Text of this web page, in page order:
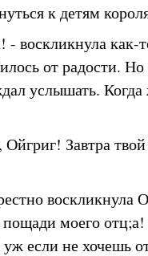
к детям
- воскликнула как-
от радости.
услышать.
Завтра
воскликнула
моего
если не хочешь